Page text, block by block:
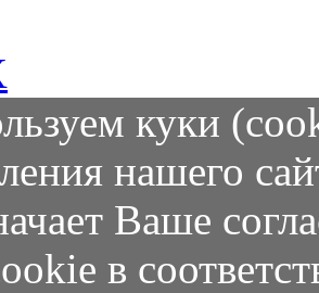
куки
нашего
Ваше
в